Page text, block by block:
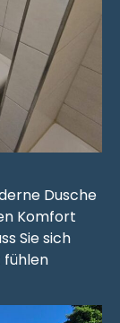
Dusche
Komfort
Sie sich